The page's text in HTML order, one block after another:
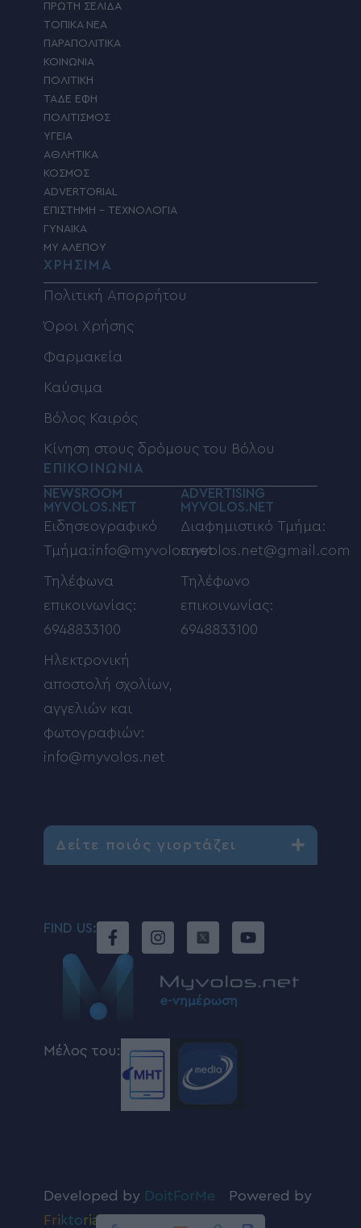
ΣΥΣΤΑΣΗ (ΕΕ) 2018/334
ΕΙΔΗΣΕΙΣ
ΠΡΩΤΗ ΣΕΛΙΔΑ
ΤΟΠΙΚΑ ΝΕΑ
ΠΑΡΑΠΟΛΙΤΙΚΑ
ΚΟΙΝΩΝΙΑ
ΠΟΛΙΤΙΚΗ
ΤΑΔΕ ΕΦΗ
ΠΟΛΙΤΙΣΜΟΣ
ΥΓΕΙΑ
ΑΘΛΗΤΙΚΑ
ΚΟΣΜΟΣ
ADVERTORIAL
ΕΠΙΣΤΗΜΗ – ΤΕΧΝΟΛΟΓΙΑ
ΓΥΝΑΙΚΑ
MY ΑΛΕΠΟΥ
ΧΡΗΣΙΜΑ
Πολιτική Απορρήτου
Όροι Χρήσης
Φαρμακεία
Καύσιμα
Βόλος Καιρός
Κίνηση στους δρόμους του Βόλου
ΕΠΙΚΟΙΝΩΝΙΑ
NEWSROOM
Ειδησεογραφικό
Τμήμα:info@myvolos.net
Τηλέφωνα
επικοινωνίας:
6948833100
Ηλεκτρονική
αποστολή σχολίων,
αγγελιών και
ADVERTISING
Διαφημιστικό Τμήμα:
myvolos.net@gmail.com
Τηλέφωνο